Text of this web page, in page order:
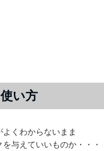
い方
くわからないまま
与えていいものか・・・